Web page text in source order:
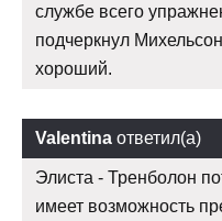
службе всего
подчеркнул
хороший.
Valentina ответил(а)
Элиста - Тренболон
имеет возможность